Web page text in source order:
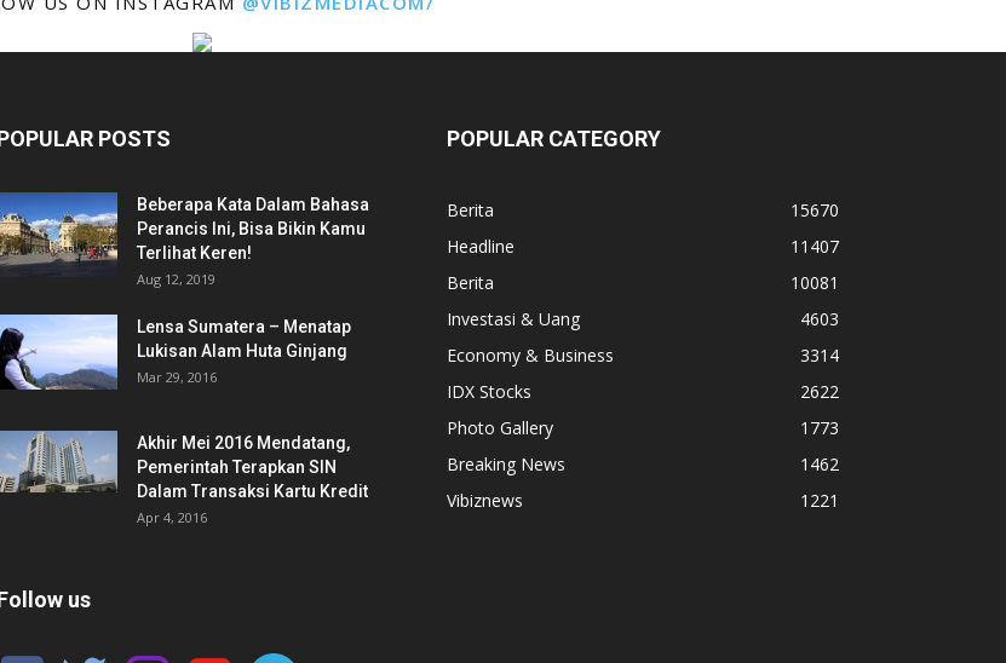
POSTS
Beberapa Kata Dalam Bahasa
Perancis Ini, Bisa Bikin Kamu
Terlihat Keren!
Aug 12, 2019
Lensa Sumatera – Menatap
Lukisan Alam Huta Ginjang
Mar 29, 2016
Akhir Mei 2016 Mendatang,
Pemerintah Terapkan SIN
Dalam Transaksi Kartu Kredit
Apr 4, 2016
us
POPULAR CATEGORY
Berita
15670
Headline
11407
Berita
10081
Investasi & Uang
4603
Economy & Business
3314
IDX Stocks
2622
Photo Gallery
1773
Breaking News
1462
Vibiznews
1221